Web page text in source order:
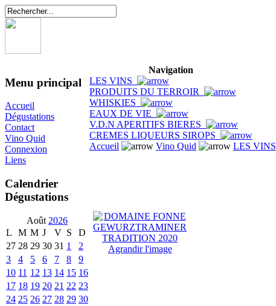
Menu principal
Accueil
Dégustations
Contact
Vino Quid
Connexion
Liens
Calendrier
Dégustations
Août 2026
L
M M J V S
D
27 28 29 30 31 1
2
3
4 5 6 7 8
9
10 11 12 13 14 15 16
17 18 19 20 21 22 23
24 25 26 27 28 29 30
Navigation
LES VINS
PRODUITS DU TERROIR
WHISKIES
EAUX DE VIE
V.D.N APERITIFS BIERES
CREMES LIQUEURS SIROPS
Accueil
Vino Quid LES VINS
Agrandir l'image